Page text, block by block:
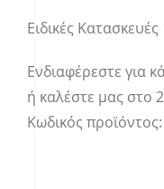
Ειδικές
Ενδιαφέρεστε για
ή καλέστε μας στο
Κωδικός προϊόντος: